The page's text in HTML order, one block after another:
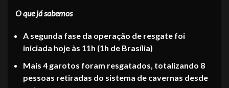
O que já sabemos
A segunda fase da operação de resgate foi
iniciada hoje às 11h (1h de Brasília)
Mais 4 garotos foram resgatados, totalizando 8
pessoas retiradas do sistema de cavernas desde